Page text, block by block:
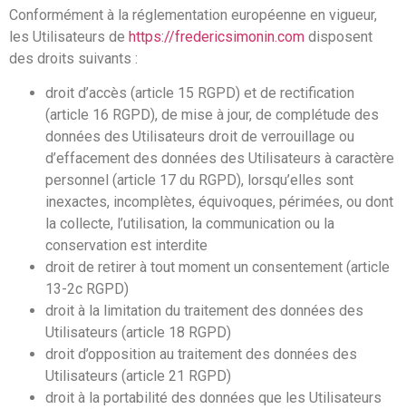
Conformément à la réglementation européenne en vigueur,
les Utilisateurs de https://fredericsimonin.com disposent
des droits suivants :
droit d’accès (article 15 RGPD) et de rectification
(article 16 RGPD), de mise à jour, de complétude des
données des Utilisateurs droit de verrouillage ou
d’effacement des données des Utilisateurs à caractère
personnel (article 17 du RGPD), lorsqu’elles sont
inexactes, incomplètes, équivoques, périmées, ou dont
la collecte, l’utilisation, la communication ou la
conservation est interdite
droit de retirer à tout moment un consentement (article
13-2c RGPD)
droit à la limitation du traitement des données des
Utilisateurs (article 18 RGPD)
droit d’opposition au traitement des données des
Utilisateurs (article 21 RGPD)
droit à la portabilité des données que les Utilisateurs